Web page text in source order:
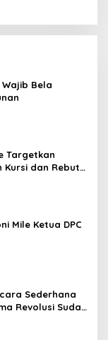
Wajib Bela
Targetkan
Kursi dan Rebut
Mile Ketua DPC
Sederhana
Revolusi Sudah